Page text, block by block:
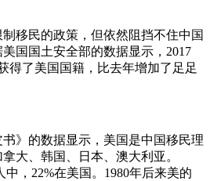
移民的政策，但依然阻挡不住中国
国国土安全部的数据显示，2017
得了美国国籍，比去年增加了足足
》的数据显示，美国是中国移民理
大、韩国、日本、澳大利亚。
中，22%在美国。1980年后来美的